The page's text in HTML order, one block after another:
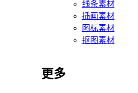
线条素材
插画素材
图标素材
抠图素材
更多